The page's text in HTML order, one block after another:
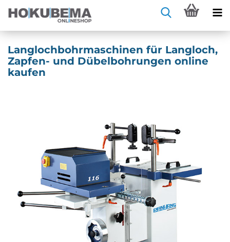
Langlochbohrmaschinen für Langloch,
Zapfen- und Dübelbohrungen online
kaufen